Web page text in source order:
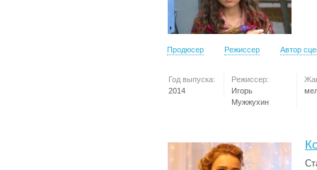
Продюсер Режиссер Автор
Год выпуска:
2014
Режиссер:
Игорь
Мужжухин